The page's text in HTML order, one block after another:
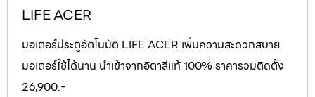
LIFE ACER
มอเตอร์ประตูอัตโนมัติ LIFE ACER เพิ่มความสะดวกสบาย
มอเตอร์ใช้ได้นาน นำเข้าจากอิตาลีแท้ 100% ราคารวมติดตั้ง
26,900.-